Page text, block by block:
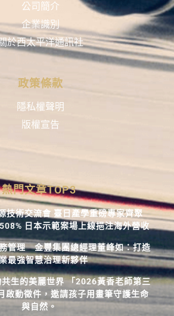
公司簡介
企業識別
於西太平洋通訊社
政策條款
隱私權聲明
版權宣告
熱門文章TOP3
技術交流會 臺日產學重磅專家齊聚
日本示範案場上線挹注海外營收
管理 金豐集團總經理董峰如：打造
最強智慧治理新夥伴
生的美麗世界 「2026黃香老師第三
啟動徵件，邀請孩子用畫筆守護生命
與自然。